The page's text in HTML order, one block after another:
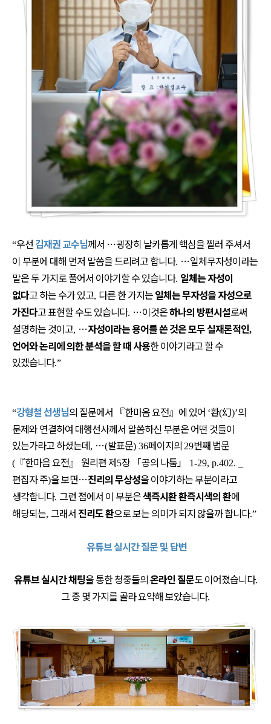
“우선김재권 교수님께서 …굉장히 날카롭게 핵심을 찔러 주셔서
이 부분에 대해 먼저 말씀을 드리려고 합니다. …일체무자성이라는
말은 두 가지로 풀어서 이야기할 수 있습니다. 일체는 자성이
없다고 하는 수가 있고, 다른 한 가지는일체는 무자성을 자성으로
가진다고 표현할 수도 있습니다. …이것은하나의 방편시설로써
설명하는 것이고, …자성이라는 용어를 쓴 것은 모두 실재론적인,
언어와 논리에 의한 분석을 할 때 사용한 이야기라고 할 수
있겠습니다.”
“강형철 선생님의 질문에서 『한마음 요전』 에 있어 ‘환(幻)’의
문제와 연결하여 대행선사께서 말씀하신 부분은 어떤 것들이
있는가라고 하셨는데, …(발표문) 36페이지의 29번째 법문
( 『한마음 요전』 원리편 제5장 「공의 나툼」 1-29, p.402. _
편집자 주)을 보면…진리의 무상성을 이야기하는 부분이라고
생각합니다. 그런 점에서 이 부분은색즉시환 환즉시색의 환에
해당되는, 그래서 진리도 환으로 보는 의미가 되지 않을까 합니다.”
유튜브 실시간 질문 및 답변
유튜브 실시간 채팅을 통한 청중들의온라인 질문도 이어졌습니다.
그 중 몇 가지를 골라 요약해 보았습니다.